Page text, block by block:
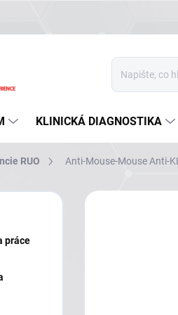
KLINICKÁ DIAGNOSTIKA
RUO Anti-Mouse-Mouse Anti-
práce